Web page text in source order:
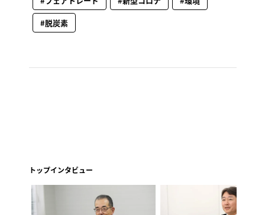
#脱炭素
トップインタビュー